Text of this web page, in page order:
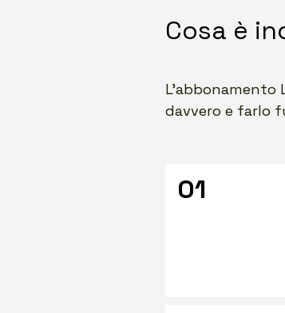
Cosa è
L’abbonamento
davvero e farlo
01